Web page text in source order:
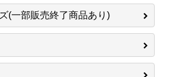
(一部販売終了商品あり)